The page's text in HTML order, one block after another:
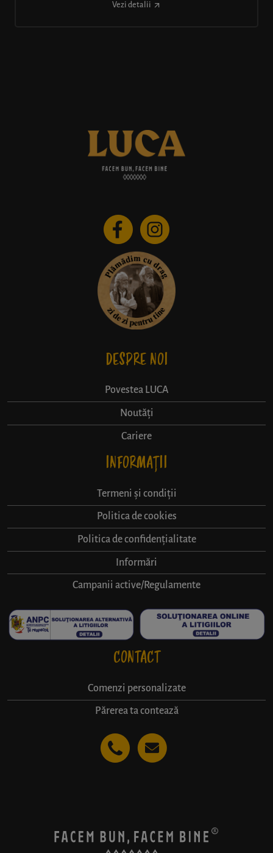
Vezi detalii
DESPRE NOI
Povestea LUCA
Noutăți
Cariere
INFORMAȚII
Termeni și condiții
Politica de cookies
Politica de confidențialitate
Informări
Campanii active/Regulamente
CONTACT
Comenzi personalizate
Părerea ta contează